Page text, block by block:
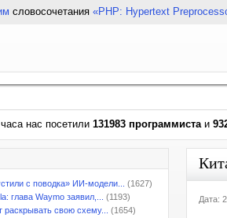
словосочетания «PHP: Hypertext
нас посетили 131983 программистаи
с поводка» ИИ-модели...
(1627)
глава Waymo заявил,...
(1193)
свою схему...
(1654)
Дата: